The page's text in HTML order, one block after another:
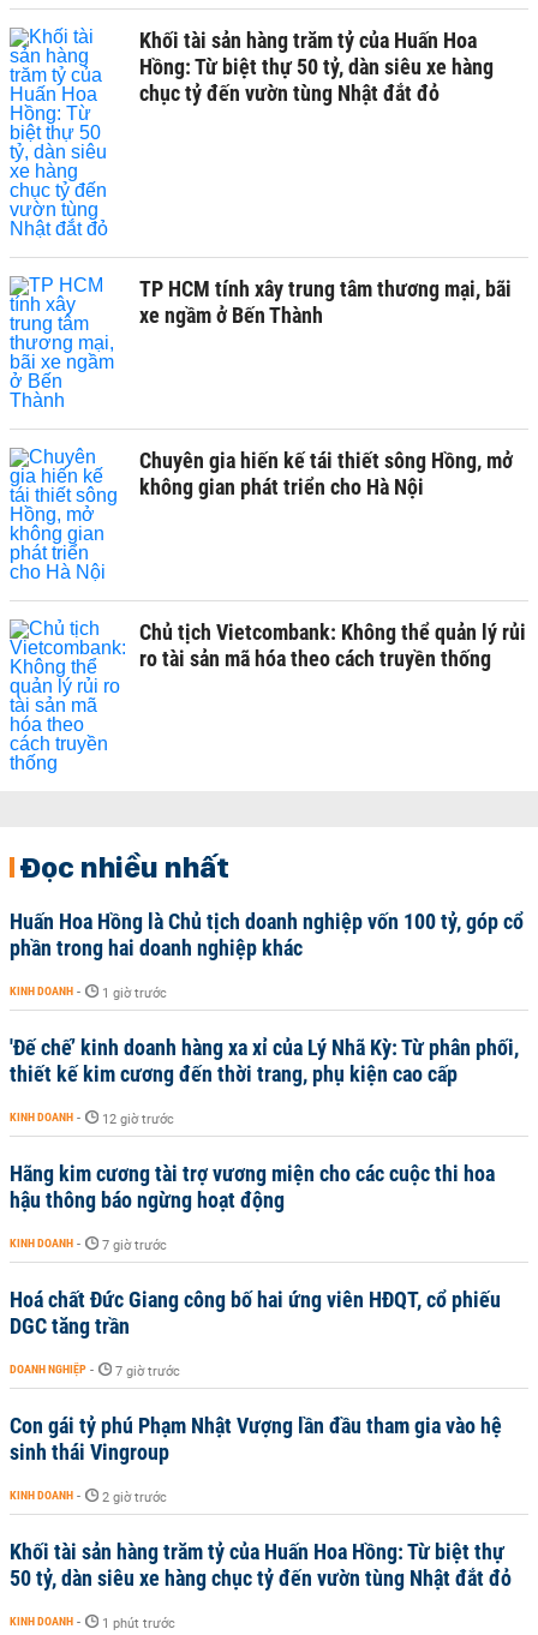
Khối tài sản hàng trăm tỷ của Huấn Hoa
Hồng: Từ biệt thự 50 tỷ, dàn siêu xe hàng
chục tỷ đến vườn tùng Nhật đắt đỏ
TP HCM tính xây trung tâm thương mại, bãi
xe ngầm ở Bến Thành
Chuyên gia hiến kế tái thiết sông Hồng, mở
không gian phát triển cho Hà Nội
Chủ tịch Vietcombank: Không thể quản lý rủi
ro tài sản mã hóa theo cách truyền thống
Đọc nhiều nhất
Huấn Hoa Hồng là Chủ tịch doanh nghiệp vốn 100 tỷ, góp cổ
phần trong hai doanh nghiệp khác
KINH DOANH - 1 giờ trước
'Đế chế’ kinh doanh hàng xa xỉ của Lý Nhã Kỳ: Từ phân phối,
thiết kế kim cương đến thời trang, phụ kiện cao cấp
KINH DOANH - 12 giờ trước
Hãng kim cương tài trợ vương miện cho các cuộc thi hoa
hậu thông báo ngừng hoạt động
KINH DOANH - 7 giờ trước
Hoá chất Đức Giang công bố hai ứng viên HĐQT, cổ phiếu
DGC tăng trần
DOANH NGHIỆP - 7 giờ trước
Con gái tỷ phú Phạm Nhật Vượng lần đầu tham gia vào hệ
sinh thái Vingroup
KINH DOANH - 2 giờ trước
Khối tài sản hàng trăm tỷ của Huấn Hoa Hồng: Từ biệt thự
50 tỷ, dàn siêu xe hàng chục tỷ đến vườn tùng Nhật đắt đỏ
KINH DOANH - 1 phút trước